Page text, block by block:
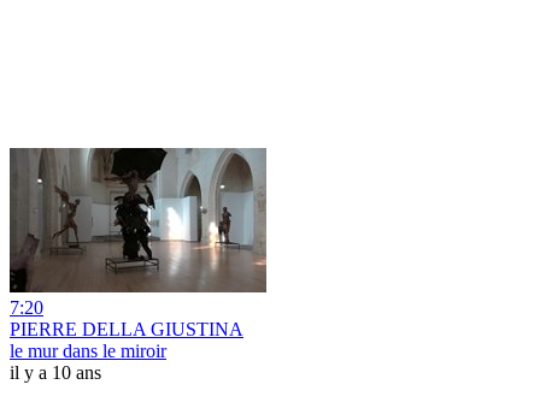
7:20
PIERRE DELLA GIUSTINA
le mur dans le miroir
il y a 10 ans